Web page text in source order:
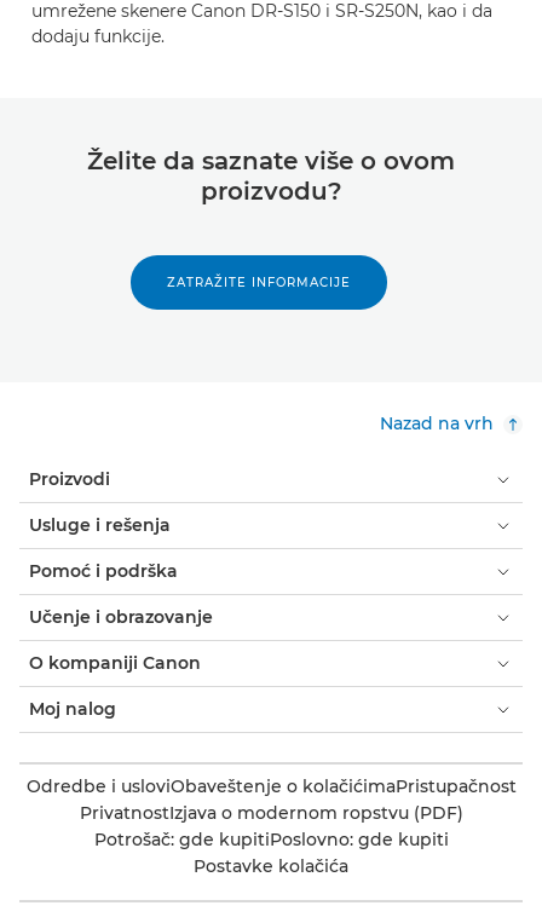
umrežene skenere Canon DR-S150 i SR-S250N, kao i da
dodaju funkcije.
Želite da saznate više o ovom
proizvodu?
ZATRAŽITE INFORMACIJE
Nazad na vrh
Proizvodi
Usluge i rešenja
Pomoć i podrška
Učenje i obrazovanje
O kompaniji Canon
Moj nalog
Odredbe i usloviObaveštenje o kolačićimaPristupačnost
PrivatnostIzjava o modernom ropstvu (PDF)
Potrošač: gde kupitiPoslovno: gde kupiti
Postavke kolačića